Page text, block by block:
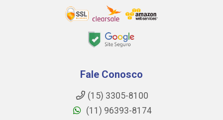
Fale Conosco
(15) 3305-8100
(11) 96393-8174